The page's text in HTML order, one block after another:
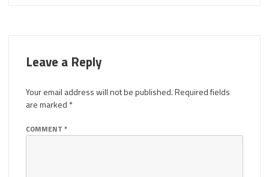
Leave a Reply
Your email address will not be published.Required fields
are marked *
COMMENT *